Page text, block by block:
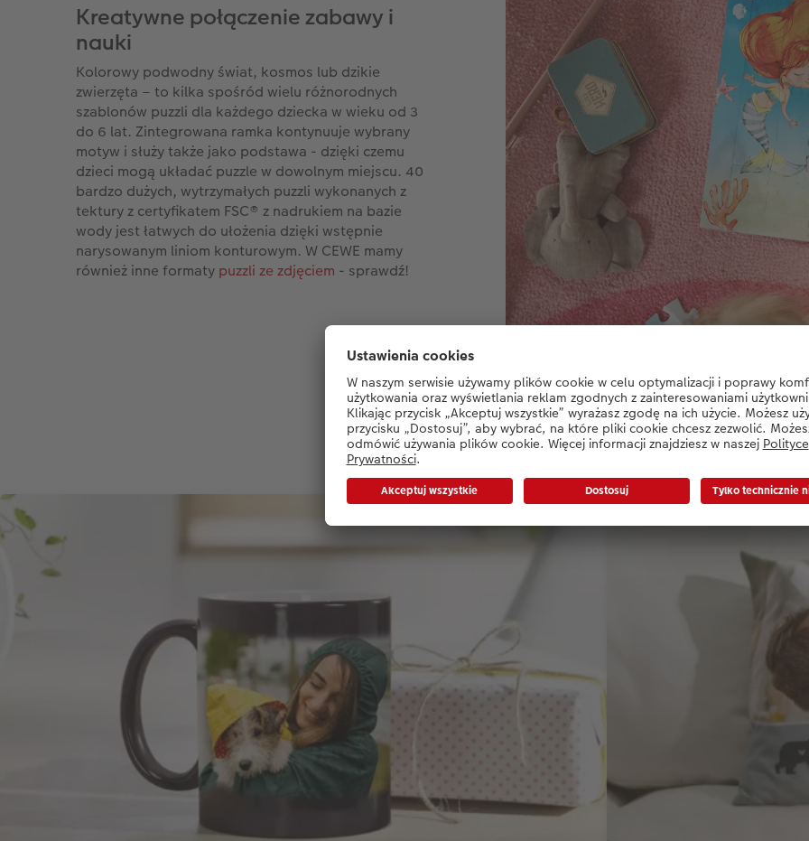
Kreatywne połączenie zabawy i
nauki
Kolorowy podwodny świat, kosmos lub dzikie
zwierzęta – to kilka spośród wielu różnorodnych
szablonów puzzli dla każdego dziecka w wieku od 3
do 6 lat. Zintegrowana ramka kontynuuje wybrany
motyw i służy także jako podstawa - dzięki czemu
dzieci mogą układać puzzle w dowolnym miejscu. 40
bardzo dużych, wytrzymałych puzzli wykonanych z
tektury z certyfikatem FSC® z nadrukiem na bazie
wody jest łatwych do ułożenia dzięki wstępnie
narysowanym liniom konturowym. W CEWE mamy
również inne formaty puzzli ze zdjęciem - sprawdź!
Popularne wybory innych